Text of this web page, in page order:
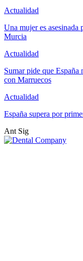
Actualidad
Una mujer es asesinada
Murcia
Actualidad
Sumar pide que
con Marruecos
Actualidad
España supera por
Ant Sig